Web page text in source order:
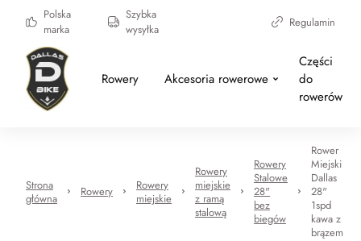
Polska
marka
Szybka
wysyłka
Regulamin
Rowery Akcesoria rowerowe
Części
do
rowerów
Strona
główna
Rowery
Rowery
miejskie
Rowery
miejskie
z ramą
stalową
Rowery
Stalowe
28"
bez
biegów
Rower
Miejski
Dallas
28"
1spd
kawa z
brązem